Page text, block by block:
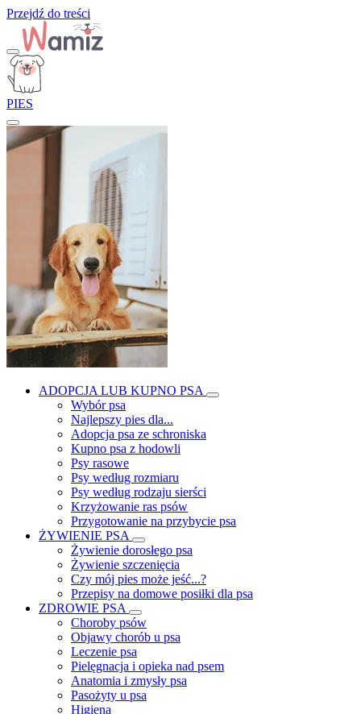
Przejdź do treści
PIES
ADOPCJA LUB KUPNO PSA
Wybór psa
Najlepszy pies dla...
Adopcja psa ze schroniska
Kupno psa z hodowli
Psy rasowe
Psy według rozmiaru
Psy według rodzaju sierści
Krzyżowanie ras psów
Przygotowanie na przybycie psa
ŻYWIENIE PSA
Żywienie dorosłego psa
Żywienie szczenięcia
Czy mój pies może jeść...?
Przepisy na domowe posiłki dla psa
ZDROWIE PSA
Choroby psów
Objawy chorób u psa
Leczenie psa
Pielęgnacja i opieka nad psem
Anatomia i zmysły psa
Pasożyty u psa
Higiena